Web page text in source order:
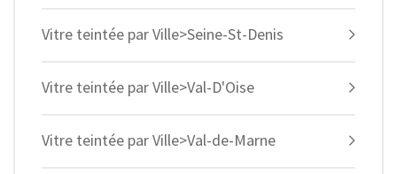
Vitre teintée par Ville>Seine-St-Denis
Vitre teintée par Ville>Val-D'Oise
Vitre teintée par Ville>Val-de-Marne